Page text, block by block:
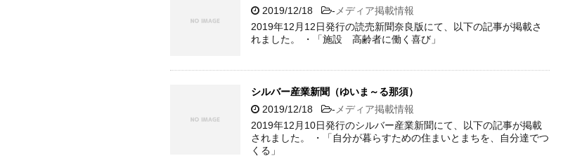
2019/12/18
-メディア掲載情報
2019年12月12日発行の読売新聞奈良版にて、以下の記事が掲載さ
れました。 ・「施設 高齢者に働く喜び」
シルバー産業新聞（ゆいま～る那須）
2019/12/18
-メディア掲載情報
2019年12月10日発行のシルバー産業新聞にて、以下の記事が掲載
されました。 ・「自分が暮らすための住まいとまちを、自分達でつ
くる」